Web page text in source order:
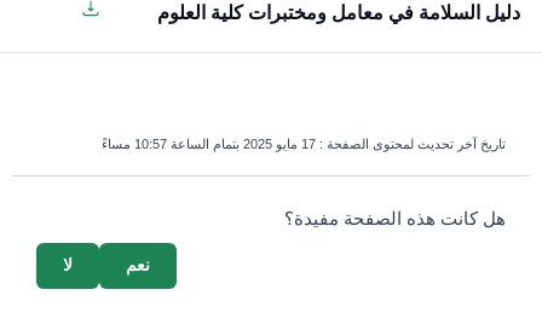
دليل السلامة في معامل ومختبرات كلية العلوم
تاريخ آخر تحديث لمحتوى الصفحة : 17 مايو 2025 بتمام الساعة 10:57 مساءً
survey_v2
هل كانت هذه الصفحة مفيدة؟
لا نعم